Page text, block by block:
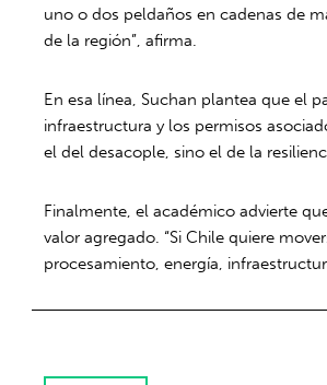
uno o dos peldaños en cadenas de
de la región”, afirma.
En esa línea, Suchan plantea que el
infraestructura y los permisos
el del desacople, sino el de la
Finalmente, el académico advierte
valor agregado. “Si Chile quiere
procesamiento, energía,